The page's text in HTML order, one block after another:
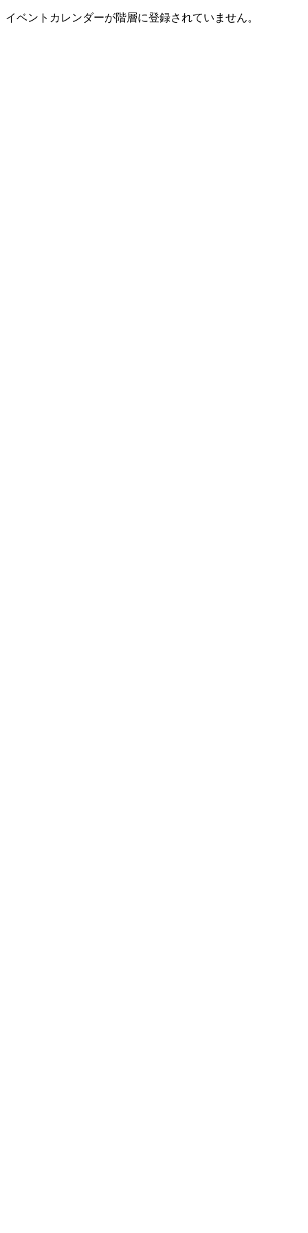
イベントカレンダーが階層に登録されていません。